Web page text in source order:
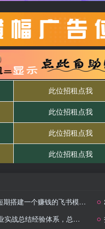
建一个赚钱的飞书模板产品
系，总结提炼20多节操盘思维！